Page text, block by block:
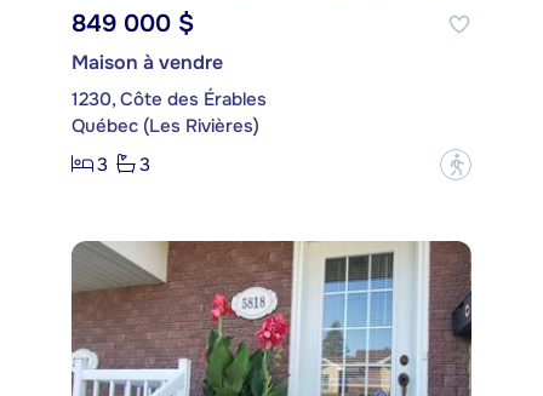
849 000 $
Maison à vendre
1230, Côte des Érables
Québec (Les Rivières)
3
3 ?